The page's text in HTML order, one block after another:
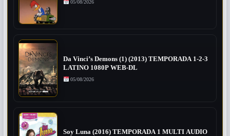
05/08/2026
Da Vinci’s Demons (1) (2013) TEMPORADA 1-2-3
LATINO 1080P WEB-DL
05/08/2026
Soy Luna (2016) TEMPORADA 1 MULTI AUDIO